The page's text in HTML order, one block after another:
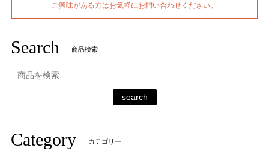
ご興味がある方はお気軽にお問い合わせください。
Search 商品検索
search
Category カテゴリー